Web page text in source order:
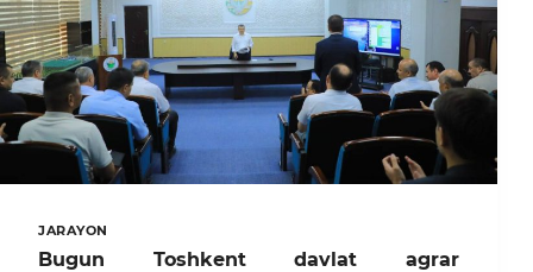
JARAYON
Bugun Toshkent davlat agrar